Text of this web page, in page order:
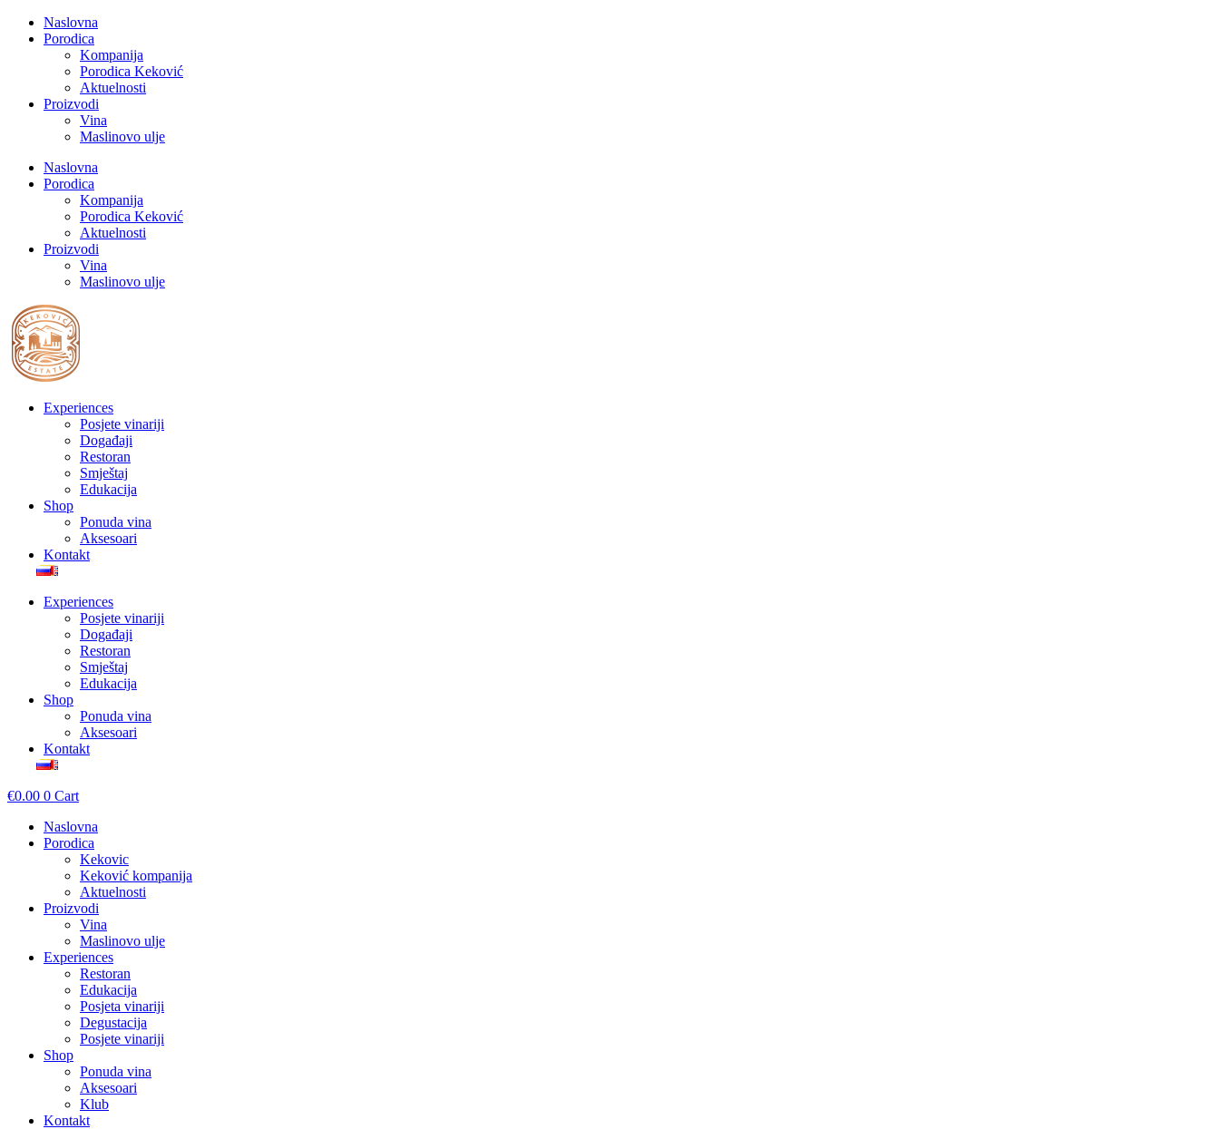
Naslovna
Porodica
Kompanija
Porodica Keković
Aktuelnosti
Proizvodi
Vina
Maslinovo ulje
Naslovna
Porodica
Kompanija
Porodica Keković
Aktuelnosti
Proizvodi
Vina
Maslinovo ulje
Experiences
Posjete vinariji
Događaji
Restoran
Smještaj
Edukacija
Shop
Ponuda vina
Aksesoari
Kontakt
Experiences
Posjete vinariji
Događaji
Restoran
Smještaj
Edukacija
Shop
Ponuda vina
Aksesoari
Kontakt
€0.00 0 Cart
Naslovna
Porodica
Kekovic
Keković kompanija
Aktuelnosti
Proizvodi
Vina
Maslinovo ulje
Experiences
Restoran
Edukacija
Posjeta vinariji
Degustacija
Posjete vinariji
Shop
Ponuda vina
Aksesoari
Klub
Kontakt